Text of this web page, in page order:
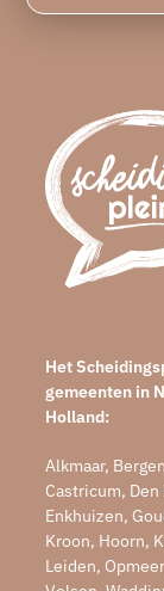
Het
gemeenten in
Holland:
Alkmaar,
Castricum,
Enkhuizen,
Kroon, Hoorn,
Leiden,